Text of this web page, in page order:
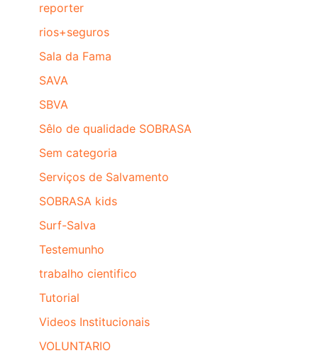
reporter
rios+seguros
Sala da Fama
SAVA
SBVA
Sêlo de qualidade SOBRASA
Sem categoria
Serviços de Salvamento
SOBRASA kids
Surf-Salva
Testemunho
trabalho cientifico
Tutorial
Videos Institucionais
VOLUNTARIO